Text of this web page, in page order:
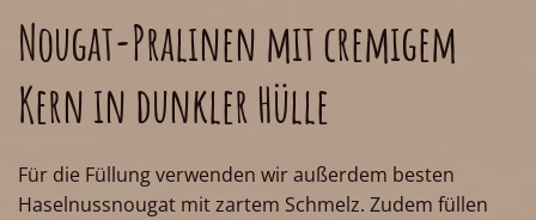
Nougat-Pralinen mit cremigem
Kern in dunkler Hülle
Für die Füllung verwenden wir außerdem besten
Haselnussnougat mit zartem Schmelz. Zudem füllen